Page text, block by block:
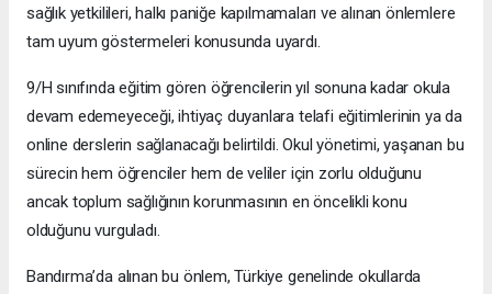
sağlık yetkilileri, halkı paniğe kapılmamaları ve alınan önlemlere
tam uyum göstermeleri konusunda uyardı.
9/H sınıfında eğitim gören öğrencilerin yıl sonuna kadar okula
devam edemeyeceği, ihtiyaç duyanlara telafi eğitimlerinin ya da
online derslerin sağlanacağı belirtildi. Okul yönetimi, yaşanan bu
sürecin hem öğrenciler hem de veliler için zorlu olduğunu
ancak toplum sağlığının korunmasının en öncelikli konu
olduğunu vurguladı.
Bandırma’da alınan bu önlem, Türkiye genelinde okullarda